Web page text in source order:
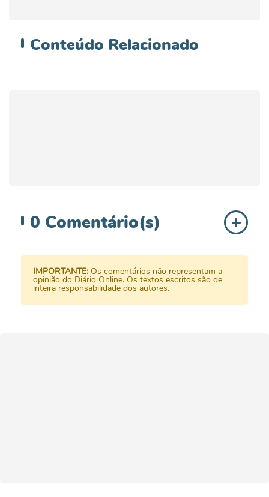
Conteúdo Relacionado
0 Comentário(s)
IMPORTANTE: Os comentários não representam a
opinião do Diário Online. Os textos escritos são de
inteira responsabilidade dos autores.